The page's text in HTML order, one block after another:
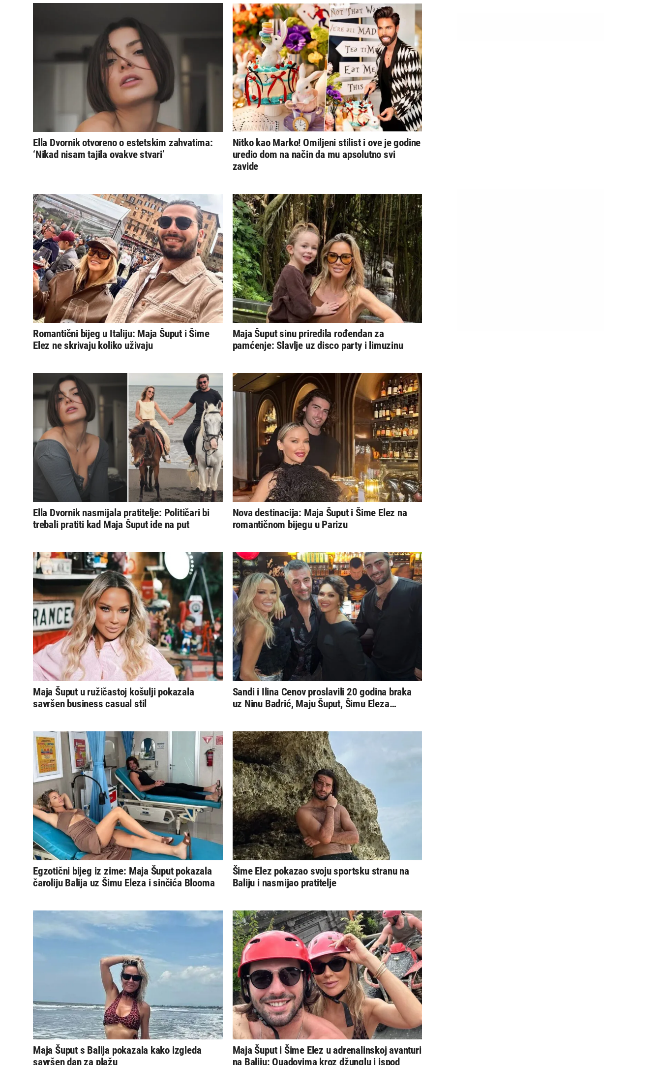
Ella Dvornik otvoreno o estetskim zahvatima:
‘Nikad nisam tajila ovakve stvari’
Nitko kao Marko! Omiljeni stilist i ove je godine
uredio dom na način da mu apsolutno svi
zavide
Romantični bijeg u Italiju: Maja Šuput i Šime
Elez ne skrivaju koliko uživaju
Maja Šuput sinu priredila rođendan za
pamćenje: Slavlje uz disco party i limuzinu
Ella Dvornik nasmijala pratitelje: Političari bi
trebali pratiti kad Maja Šuput ide na put
Nova destinacija: Maja Šuput i Šime Elez na
romantičnom bijegu u Parizu
Maja Šuput u ružičastoj košulji pokazala
savršen business casual stil
Sandi i Ilina Cenov proslavili 20 godina braka
uz Ninu Badrić, Maju Šuput, Šimu Eleza…
Egzotični bijeg iz zime: Maja Šuput pokazala
čaroliju Balija uz Šimu Eleza i sinčića Blooma
Šime Elez pokazao svoju sportsku stranu na
Baliju i nasmijao pratitelje
Maja Šuput s Balija pokazala kako izgleda
savršen dan za plažu
Maja Šuput i Šime Elez u adrenalinskoj avanturi
na Baliju: Quadovima kroz džunglu i ispod